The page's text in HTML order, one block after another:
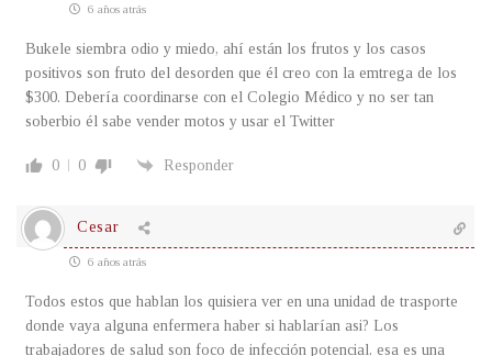
6 años atrás
Bukele siembra odio y miedo, ahí están los frutos y los casos
positivos son fruto del desorden que él creo con la emtrega de los
$300. Debería coordinarse con el Colegio Médico y no ser tan
soberbio él sabe vender motos y usar el Twitter
0 0 Responder
Cesar
6 años atrás
Todos estos que hablan los quisiera ver en una unidad de trasporte
donde vaya alguna enfermera haber si hablarían asi? Los
trabajadores de salud son foco de infección potencial, esa es una